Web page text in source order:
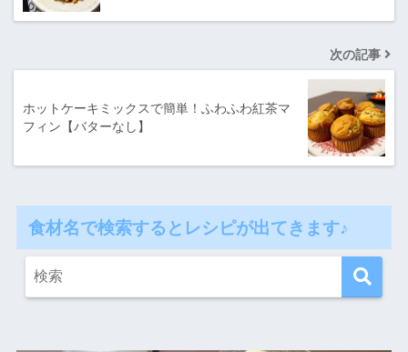
次の記事
ホットケーキミックスで簡単！ふわふわ紅茶マ
フィン【バターなし】
食材名で検索するとレシピが出てきます♪